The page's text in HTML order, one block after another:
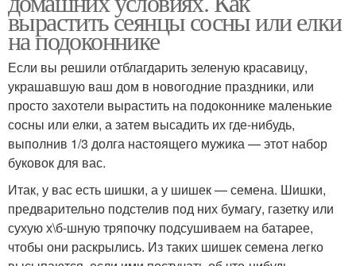
вырастить сеянцы сосны или елки
на подоконнике
Если вы решили отблагдарить зеленую красавицу,
украшавшую ваш дом в новогодние праздники, или
просто захотели вырастить на подоконнике маленькие
сосны или елки, а затем высадить их где-нибудь,
выполнив 1/3 долга настоящего мужика — этот набор
буковок для вас.
Итак, у вас есть шишки, а у шишек — семена. Шишки,
предварительно подстелив под них бумагу, газетку или
сухую х\б-шную тряпочку подсушиваем на батарее,
чтобы они раскрылись. Из таких шишек семена легко